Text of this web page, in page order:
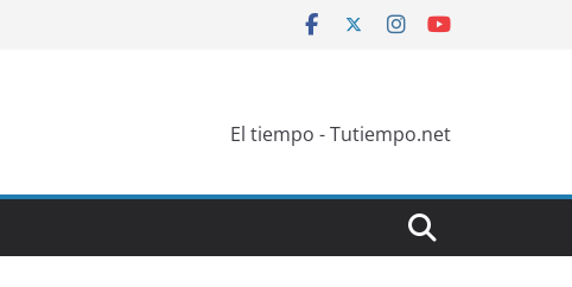
El tiempo - Tutiempo.net